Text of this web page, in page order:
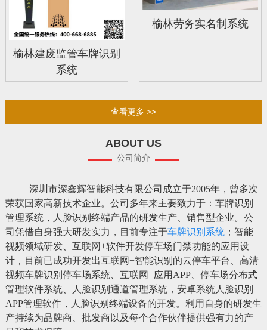
榆林建废监管车牌识别
系统
榆林劳务实名制系统
查看更多 >>
ABOUT US
公司简介
深圳市深鑫辉智能科技有限公司成立于2005年，曾多次
荣获国家高新技术企业。公司多年来主要致力于：车牌识别
管理系统，人脸识别终端产品的研发生产、销售型企业。公
司凭借自身强大研发实力，目前专注于车牌识别系统；智能
视频领域研发、互联网+软件开发停车场门禁功能的应用设
计，目前已成功开发出互联网+智能识别的云停车平台、高清
视频车牌识别停车场系统、互联网+应用APP、停车场分布式
管理软件系统、人脸识别通道管理系统，安卓系统人脸识别
APP管理软件，人脸识别终端设备的开发。利用自身的研发生
产持续为品牌商、批发商以及每个合作伙伴提供强有力的产